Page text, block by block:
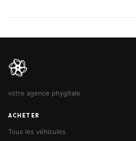
votre agence phygitale
ACHETER
Tous les véhicules